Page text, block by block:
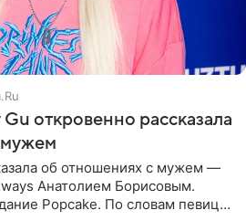
откровенно рассказала
об отношениях с мужем —
Анатолием Борисовым.
Popcake. По словам певицы,